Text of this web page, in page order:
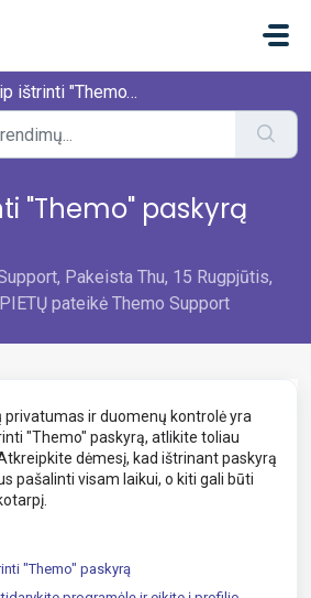
ištrinti "Themo" paskyrą
"Themo" paskyrą
Pakeista Thu, 15 Rugpjūtis,
pateikė Themo Support
privatumas ir duomenų kontrolė yra
"Themo" paskyrą, atlikite toliau
dėmesį, kad ištrinant paskyrą
pašalinti visam laikui, o kiti gali būti
"Themo" paskyrą